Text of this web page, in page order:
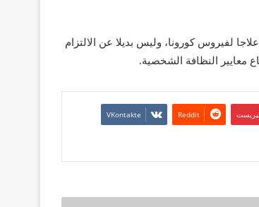
لفيروس كورونا، وليس بديلا عن الالتزام
معايير النظافة الشخصية.